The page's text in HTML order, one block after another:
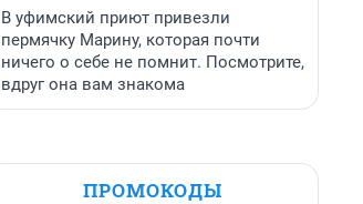
В уфимский приют привезли
пермячку Марину, которая почти
ничего о себе не помнит. Посмотрите,
вдруг она вам знакома
ПРОМОКОДЫ